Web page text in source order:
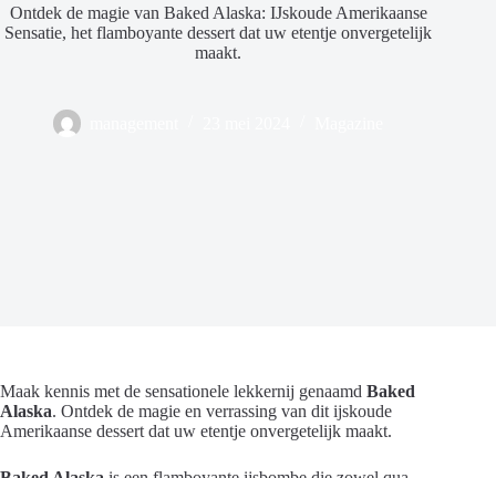
Ontdek de magie van Baked Alaska: IJskoude Amerikaanse
Sensatie, het flamboyante dessert dat uw etentje onvergetelijk
maakt.
Maak kennis met de sensationele lekkernij genaamd Baked
Alaska. Ontdek de magie en verrassing van dit ijskoude
Amerikaanse dessert dat uw etentje onvergetelijk maakt.